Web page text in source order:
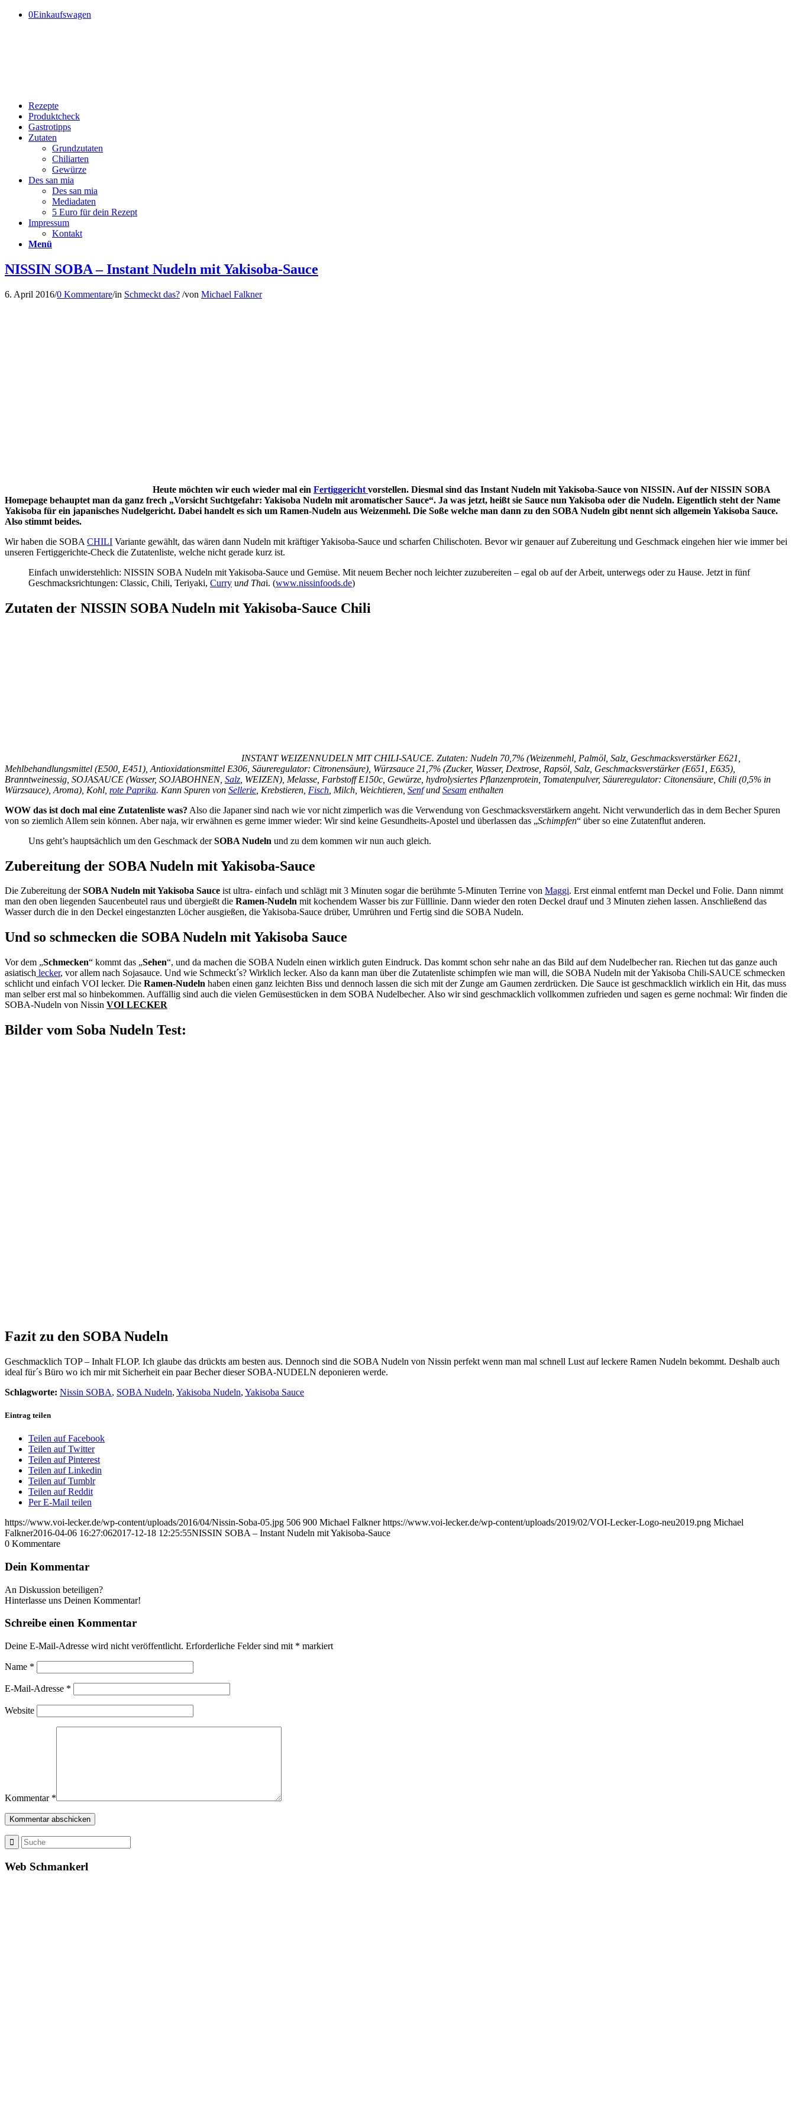
0Einkaufswagen
Rezepte
Produktcheck
Gastrotipps
Zutaten
Grundzutaten
Chiliarten
Gewürze
Des san mia
Des san mia
Mediadaten
5 Euro für dein Rezept
Impressum
Kontakt
Menü
NISSIN SOBA – Instant Nudeln mit Yakisoba-Sauce
6. April 2016/0 Kommentare/in Schmeckt das? /von Michael Falkner
Heute möchten wir euch wieder mal ein Fertiggericht vorstellen. Diesmal sind das Instant Nudeln mit Yakisoba-Sauce von NISSIN. Auf der NISSIN SOBA
Homepage behauptet man da ganz frech „Vorsicht Suchtgefahr: Yakisoba Nudeln mit aromatischer Sauce“. Ja was jetzt, heißt sie Sauce nun Yakisoba oder die Nudeln. Eigentlich steht der Name
Yakisoba für ein japanisches Nudelgericht. Dabei handelt es sich um Ramen-Nudeln aus Weizenmehl. Die Soße welche man dann zu den SOBA Nudeln gibt nennt sich allgemein Yakisoba Sauce.
Also stimmt beides.
Wir haben die SOBA CHILI Variante gewählt, das wären dann Nudeln mit kräftiger Yakisoba-Sauce und scharfen Chilischoten. Bevor wir genauer auf Zubereitung und Geschmack eingehen hier wie immer bei
unseren Fertiggerichte-Check die Zutatenliste, welche nicht gerade kurz ist.
Einfach unwiderstehlich: NISSIN SOBA Nudeln mit Yakisoba-Sauce und Gemüse. Mit neuem Becher noch leichter zuzubereiten – egal ob auf der Arbeit, unterwegs oder zu Hause. Jetzt in fünf
Geschmacksrichtungen: Classic, Chili, Teriyaki, Curry und Thai. (www.nissinfoods.de)
Zutaten der NISSIN SOBA Nudeln mit Yakisoba-Sauce Chili
INSTANT WEIZENNUDELN MIT CHILI-SAUCE. Zutaten: Nudeln 70,7% (Weizenmehl, Palmöl, Salz, Geschmacksverstärker E621,
Mehlbehandlungsmittel (E500, E451), Antioxidationsmittel E306, Säureregulator: Citronensäure), Würzsauce 21,7% (Zucker, Wasser, Dextrose, Rapsöl, Salz, Geschmacksverstärker (E651, E635),
Branntweinessig, SOJASAUCE (Wasser, SOJABOHNEN, Salz , WEIZEN), Melasse, Farbstoff E150c, Gewürze, hydrolysiertes Pflanzenprotein, Tomatenpulver, Säureregulator: Citonensäure, Chili (0,5% in
Würzsauce), Aroma), Kohl, rote Paprika. Kann Spuren von Sellerie , Krebstieren, Fisch , Milch, Weichtieren, Senfund Sesam enthalten
WOW das ist doch mal eine Zutatenliste was? Also die Japaner sind nach wie vor nicht zimperlich was die Verwendung von Geschmacksverstärkern angeht. Nicht verwunderlich das in dem Becher Spuren
von so ziemlich Allem sein können. Aber naja, wir erwähnen es gerne immer wieder: Wir sind keine Gesundheits-Apostel und überlassen das „Schimpfen“ über so eine Zutatenflut anderen.
Uns geht’s hauptsächlich um den Geschmack derSOBA Nudeln und zu dem kommen wir nun auch gleich.
Zubereitung der SOBA Nudeln mit Yakisoba-Sauce
Die Zubereitung derSOBA Nudeln mit Yakisoba Sauce ist ultra- einfach und schlägt mit 3 Minuten sogar die berühmte 5-Minuten Terrine von Maggi. Erst einmal entfernt man Deckel und Folie. Dann nimmt
man den oben liegenden Saucenbeutel raus und übergießt die Ramen-Nudeln mit kochendem Wasser bis zur Fülllinie. Dann wieder den roten Deckel drauf und 3 Minuten ziehen lassen. Anschließend das
Wasser durch die in den Deckel eingestanzten Löcher ausgießen, die Yakisoba-Sauce drüber, Umrühren und Fertig sind die SOBA Nudeln.
Und so schmecken die SOBA Nudeln mit Yakisoba Sauce
Vor dem „Schmecken“ kommt das „Sehen“, und da machen die SOBA Nudeln einen wirklich guten Eindruck. Das kommt schon sehr nahe an das Bild auf dem Nudelbecher ran. Riechen tut das ganze auch
asiatisch lecker, vor allem nach Sojasauce. Und wie Schmeckt´s? Wirklich lecker. Also da kann man über die Zutatenliste schimpfen wie man will, die SOBA Nudeln mit der Yakisoba Chili-SAUCE schmecken
schlicht und einfach VOI lecker. Die Ramen-Nudeln haben einen ganz leichten Biss und dennoch lassen die sich mit der Zunge am Gaumen zerdrücken. Die Sauce ist geschmacklich wirklich ein Hit, das muss
man selber erst mal so hinbekommen. Auffällig sind auch die vielen Gemüsestücken in dem SOBA Nudelbecher. Also wir sind geschmacklich vollkommen zufrieden und sagen es gerne nochmal: Wir finden die
SOBA-Nudeln von Nissin VOI LECKER
Bilder vom Soba Nudeln Test:
Fazit zu den SOBA Nudeln
Geschmacklich TOP – Inhalt FLOP. Ich glaube das drückts am besten aus. Dennoch sind die SOBA Nudeln von Nissin perfekt wenn man mal schnell Lust auf leckere Ramen Nudeln bekommt. Deshalb auch
ideal für´s Büro wo ich mir mit Sicherheit ein paar Becher dieser SOBA-NUDELN deponieren werde.
Schlagworte: Nissin SOBA, SOBA Nudeln, Yakisoba Nudeln, Yakisoba Sauce
Eintrag teilen
Teilen auf Facebook
Teilen auf Twitter
Teilen auf Pinterest
Teilen auf Linkedin
Teilen auf Tumblr
Teilen auf Reddit
Per E-Mail teilen
https://www.voi-lecker.de/wp-content/uploads/2016/04/Nissin-Soba-05.jpg 506 900 Michael Falkner https://www.voi-lecker.de/wp-content/uploads/2019/02/VOI-Lecker-Logo-neu2019.png Michael
Falkner2016-04-06 16:27:062017-12-18 12:25:55NISSIN SOBA – Instant Nudeln mit Yakisoba-Sauce
0 Kommentare
Dein Kommentar
An Diskussion beteiligen?
Hinterlasse uns Deinen Kommentar!
Schreibe einen Kommentar
Deine E-Mail-Adresse wird nicht veröffentlicht. Erforderliche Felder sind mit * markiert
Name *
E-Mail-Adresse *
Website
Kommentar *
Web Schmankerl